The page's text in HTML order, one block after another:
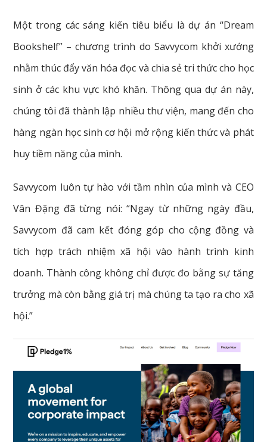
Một trong các sáng kiến tiêu biểu là dự án “Dream
Bookshelf” – chương trình do Savvycom khởi xướng
nhằm thúc đẩy văn hóa đọc và chia sẻ tri thức cho học
sinh ở các khu vực khó khăn. Thông qua dự án này,
chúng tôi đã thành lập nhiều thư viện, mang đến cho
hàng ngàn học sinh cơ hội mở rộng kiến thức và phát
huy tiềm năng của mình.
Savvycom luôn tự hào với tầm nhìn của mình và CEO
Vân Đặng đã từng nói: “Ngay từ những ngày đầu,
Savvycom đã cam kết đóng góp cho cộng đồng và
tích hợp trách nhiệm xã hội vào hành trình kinh
doanh. Thành công không chỉ được đo bằng sự tăng
trưởng mà còn bằng giá trị mà chúng ta tạo ra cho xã
hội.”